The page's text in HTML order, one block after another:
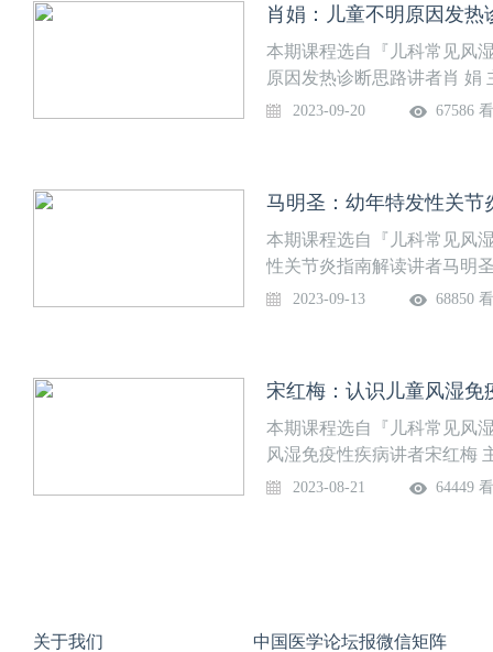
肖娟：儿童不明原因发热
本期课程选自『儿科常见风
原因发热诊断思路讲者肖 娟
2023-09-20 67586
马明圣：幼年特发性关节
本期课程选自『儿科常见风
性关节炎指南解读讲者马明
2023-09-13 68850
宋红梅：认识儿童风湿免
本期课程选自『儿科常见风
风湿免疫性疾病讲者宋红梅
2023-08-21 64449
关于我们 中国医学论坛报微信矩阵